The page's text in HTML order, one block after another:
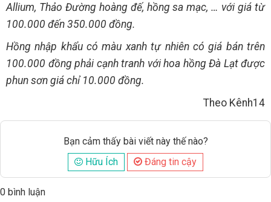
Allium, Thảo Đường hoàng đế, hồng sa mạc, … với giá từ
100.000 đến 350.000 đồng.
Hồng nhập khẩu có màu xanh tự nhiên có giá bán trên
100.000 đồng phải cạnh tranh với hoa hồng Đà Lạt được
phun sơn giá chỉ 10.000 đồng.
Theo Kênh14
Bạn cảm thấy bài viết này thế nào?
Hữu Ích
Đáng tin cậy
0 bình luận